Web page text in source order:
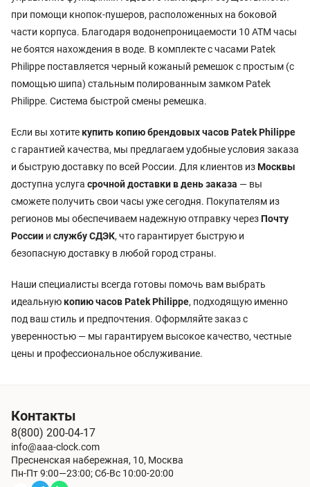
при помощи кнопок-пушеров, расположенных на боковой
части корпуса. Благодаря водонепроницаемости 10 АТМ часы
не боятся нахождения в воде. В комплекте с часами Patek
Philippe поставляется черный кожаный ремешок с простым (с
помощью шипа) стальным полированным замком Patek
Philippe. Система быстрой смены ремешка.
Если вы хотитекупить копию брендовых часов Patek Philippe
с гарантией качества, мы предлагаем удобные условия заказа
и быструю доставку по всей России. Для клиентов изМосквы
доступна услуга срочной доставки в день заказа — вы
сможете получить свои часы уже сегодня. Покупателям из
регионов мы обеспечиваем надежную отправку через Почту
России и службу СДЭК, что гарантирует быструю и
безопасную доставку в любой город страны.
Наши специалисты всегда готовы помочь вам выбрать
идеальнуюкопию часов Patek Philippe, подходящую именно
под ваш стиль и предпочтения. Оформляйте заказ с
уверенностью — мы гарантируем высокое качество, честные
цены и профессиональное обслуживание.
Контакты
8(800) 200-04-17
info@aaa-clock.com
Пресненская набережная, 10, Москва
Пн-Пт 9:00—23:00; Сб-Вс 10:00-20:00